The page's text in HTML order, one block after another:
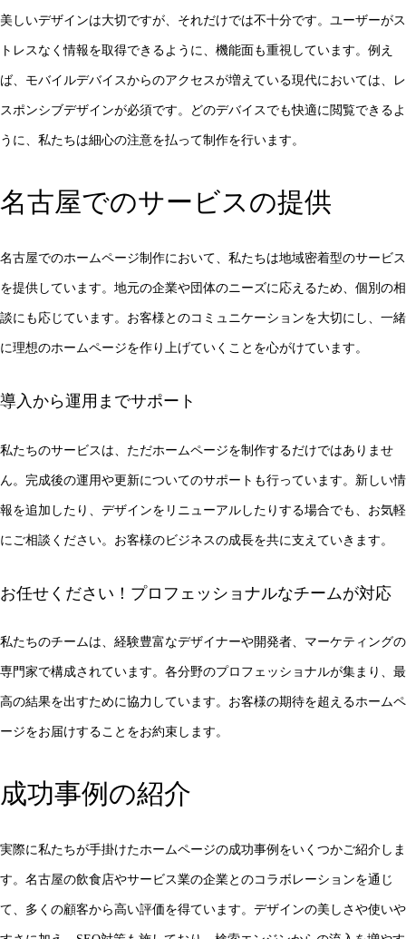
美しいデザインは大切ですが、それだけでは不十分です。ユーザーがス
トレスなく情報を取得できるように、機能面も重視しています。例え
ば、モバイルデバイスからのアクセスが増えている現代においては、レ
スポンシブデザインが必須です。どのデバイスでも快適に閲覧できるよ
うに、私たちは細心の注意を払って制作を行います。
名古屋でのサービスの提供
名古屋でのホームページ制作において、私たちは地域密着型のサービス
を提供しています。地元の企業や団体のニーズに応えるため、個別の相
談にも応じています。お客様とのコミュニケーションを大切にし、一緒
に理想のホームページを作り上げていくことを心がけています。
導入から運用までサポート
私たちのサービスは、ただホームページを制作するだけではありませ
ん。完成後の運用や更新についてのサポートも行っています。新しい情
報を追加したり、デザインをリニューアルしたりする場合でも、お気軽
にご相談ください。お客様のビジネスの成長を共に支えていきます。
お任せください！プロフェッショナルなチームが対応
私たちのチームは、経験豊富なデザイナーや開発者、マーケティングの
専門家で構成されています。各分野のプロフェッショナルが集まり、最
高の結果を出すために協力しています。お客様の期待を超えるホームペ
ージをお届けすることをお約束します。
成功事例の紹介
実際に私たちが手掛けたホームページの成功事例をいくつかご紹介しま
す。名古屋の飲食店やサービス業の企業とのコラボレーションを通じ
て、多くの顧客から高い評価を得ています。デザインの美しさや使いや